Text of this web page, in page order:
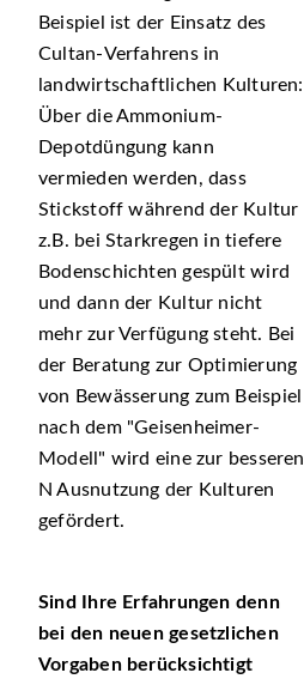
Beispiel ist der Einsatz des
Cultan-Verfahrens in
landwirtschaftlichen Kulturen:
Über die Ammonium-
Depotdüngung kann
vermieden werden, dass
Stickstoff während der Kultur
z.B. bei Starkregen in tiefere
Bodenschichten gespült wird
und dann der Kultur nicht
mehr zur Verfügung steht. Bei
der Beratung zur Optimierung
von Bewässerung zum Beispiel
nach dem
Geisenheimer-
Modell
wird eine zur besseren
N Ausnutzung der Kulturen
gefördert.
Sind Ihre Erfahrungen denn
bei den neuen gesetzlichen
Vorgaben berücksichtigt